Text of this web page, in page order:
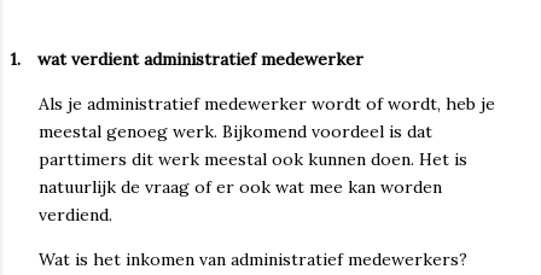
1. wat verdient administratief medewerker
Als je administratief medewerker wordt of wordt, heb je
meestal genoeg werk. Bijkomend voordeel is dat
parttimers dit werk meestal ook kunnen doen. Het is
natuurlijk de vraag of er ook wat mee kan worden
verdiend.
Wat is het inkomen van administratief medewerkers?